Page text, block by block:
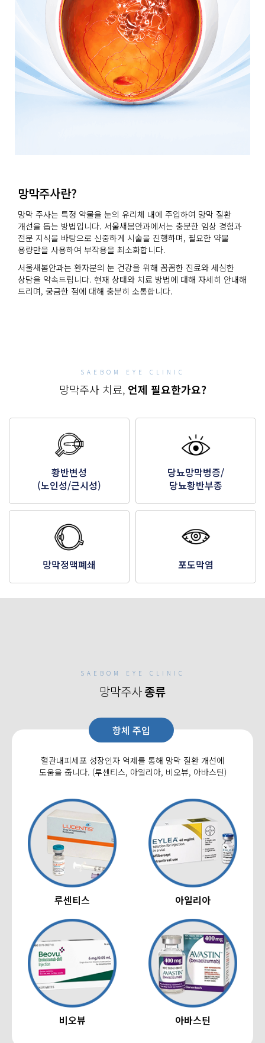
망막주사란?
망막 주사는 특정 약물을 눈의 유리체 내에 주입하여 망막 질환
개선을 돕는 방법입니다. 서울새봄안과에서는 충분한 임상 경험과
전문 지식을 바탕으로 신중하게 시술을 진행하며, 필요한 약물
용량만을 사용하여 부작용을 최소화합니다.
서울새봄안과는 환자분의 눈 건강을 위해 꼼꼼한 진료와 세심한
상담을 약속드립니다. 현재 상태와 치료 방법에 대해 자세히 안내해
드리며, 궁금한 점에 대해 충분히 소통합니다.
SAEBOM EYE CLINIC
망막주사 치료, 언제 필요한가요?
황반변성
(노인성/근시성)
당뇨망막병증/
당뇨황반부종
망막정맥폐쇄 포도막염
SAEBOM EYE CLINIC
망막주사종류
항체 주입
혈관내피세포 성장인자 억제를 통해 망막 질환 개선에
도움을 줍니다. (루센티스, 아일리아, 비오뷰, 아바스틴)
루센티스 아일리아
비오뷰 아바스틴